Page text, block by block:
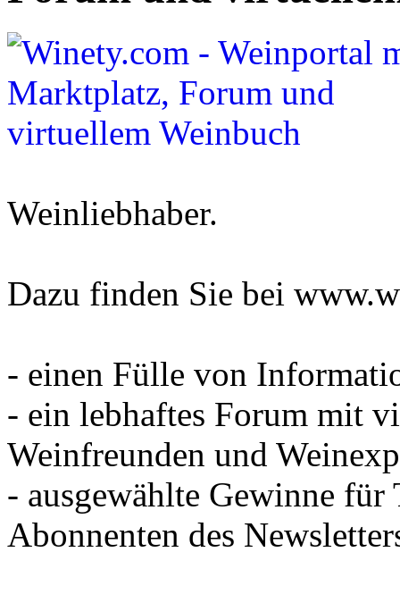
Weinliebhaber.
Dazu finden Sie bei
- einen Fülle von
- ein lebhaftes Forum mit
Weinfreunden und
- ausgewählte Gewinne für
Abonnenten des